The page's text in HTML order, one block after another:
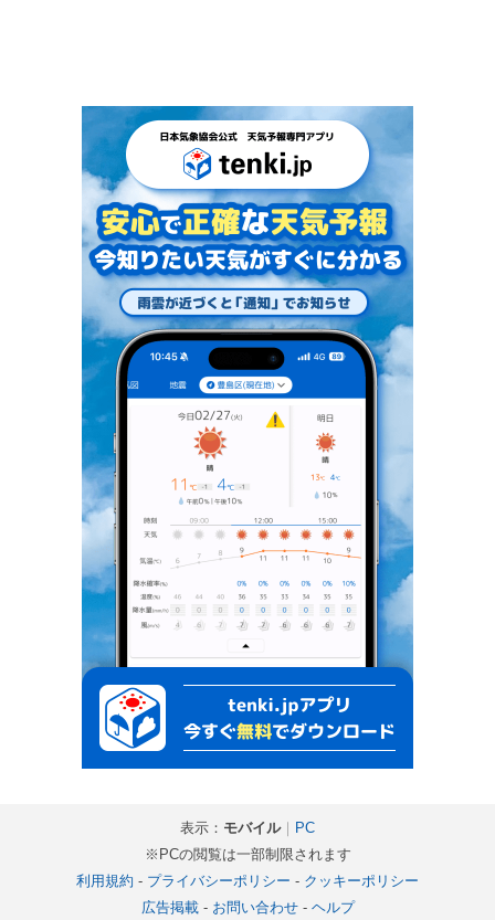
表示： モバイル｜ PC
※PCの閲覧は一部制限されます
利用規約 - プライバシーポリシー - クッキーポリシー
広告掲載- お問い合わせ- ヘルプ